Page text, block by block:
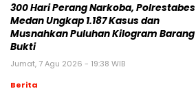
300 Hari Perang Narkoba, Polrestabes
Medan Ungkap 1.187 Kasus dan
Musnahkan Puluhan Kilogram Barang
Bukti
Jumat, 7 Agu 2026 - 19:38 WIB
Berita